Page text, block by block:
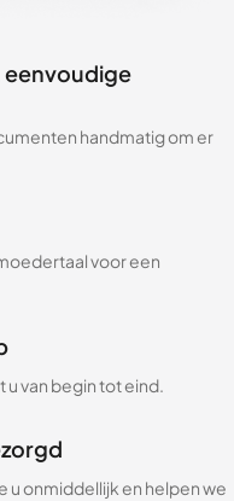
handmatig om er
voor een
van begin tot eind.
u onmiddellijk en helpen we